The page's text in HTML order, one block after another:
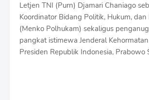
Letjen TNI (Purn) Djamari Chaniago
Koordinator Bidang Politik, Hukum, dan
(Menko Polhukam) sekaligus
pangkat istimewa Jenderal
Presiden Republik Indonesia, Prabowo